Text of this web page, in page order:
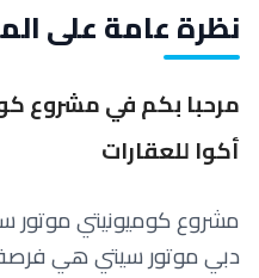
نظرة عامة على
مرحبا بكم في مشروع
أكوا للعقارات
مشروع كوميونيتي موتور
دبي موتور سيتي هي فرصة